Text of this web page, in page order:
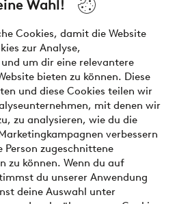
Wahl!
Cookies, damit die Website
zur Analyse,
um dir eine relevantere
bieten zu können. Diese
und diese Cookies teilen wir
mit denen wir
zu analysieren, wie du die
verbessern
Person zugeschnittene
zu können. Wenn du auf
du unserer Anwendung
deine Auswahl unter
It’s all here.
Visit Ellos
Jetzt bezahlen oder aufteilen
mehr über unsere
erfahren?